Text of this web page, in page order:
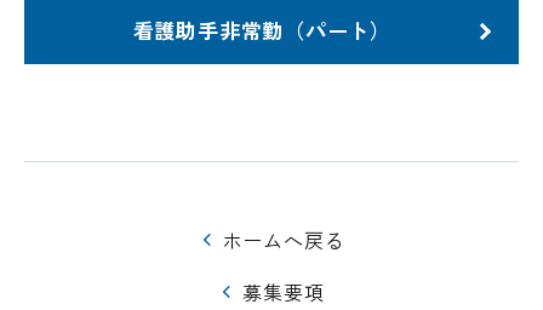
看護助手非常勤（パート）
募集要項
ホームへ戻る